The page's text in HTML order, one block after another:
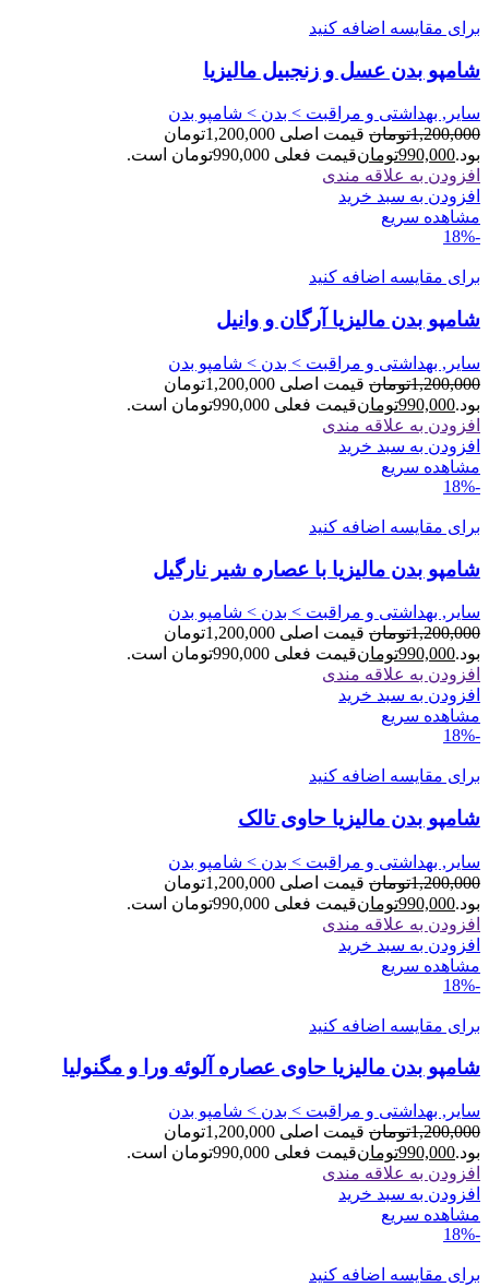
برای مقایسه اضافه کنید
شامپو بدن عسل و زنجبیل مالیزیا
سایر, بهداشتی و مراقبت > بدن > شامپو بدن
1,200,000تومان
قیمت اصلی 1,200,000تومان
بود.990,000تومانقیمت فعلی 990,000تومان است.
افزودن به علاقه مندی
افزودن به سبد خرید
مشاهده سریع
-18%
برای مقایسه اضافه کنید
شامپو بدن مالیزیا آرگان و وانیل
سایر, بهداشتی و مراقبت > بدن > شامپو بدن
1,200,000تومان
قیمت اصلی 1,200,000تومان
بود.990,000تومانقیمت فعلی 990,000تومان است.
افزودن به علاقه مندی
افزودن به سبد خرید
مشاهده سریع
-18%
برای مقایسه اضافه کنید
شامپو بدن مالیزیا با عصاره شیر نارگیل
سایر, بهداشتی و مراقبت > بدن > شامپو بدن
1,200,000تومان
قیمت اصلی 1,200,000تومان
بود.990,000تومانقیمت فعلی 990,000تومان است.
افزودن به علاقه مندی
افزودن به سبد خرید
مشاهده سریع
-18%
برای مقایسه اضافه کنید
شامپو بدن مالیزیا حاوی تالک
سایر, بهداشتی و مراقبت > بدن > شامپو بدن
1,200,000تومان
قیمت اصلی 1,200,000تومان
بود.990,000تومانقیمت فعلی 990,000تومان است.
افزودن به علاقه مندی
افزودن به سبد خرید
مشاهده سریع
-18%
برای مقایسه اضافه کنید
شامپو بدن مالیزیا حاوی عصاره آلوئه ورا و مگنولیا
سایر, بهداشتی و مراقبت > بدن > شامپو بدن
1,200,000تومان
قیمت اصلی 1,200,000تومان
بود.990,000تومانقیمت فعلی 990,000تومان است.
افزودن به علاقه مندی
افزودن به سبد خرید
مشاهده سریع
-18%
برای مقایسه اضافه کنید